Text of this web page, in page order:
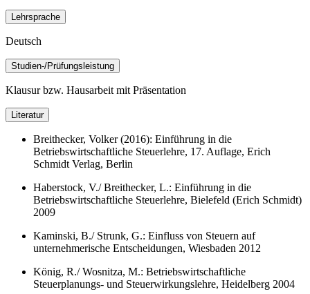
Lehrsprache
Deutsch
Studien-/Prüfungsleistung
Klausur bzw. Hausarbeit mit Präsentation
Literatur
Breithecker, Volker (2016): Einführung in die
Betriebswirtschaftliche Steuerlehre, 17. Auflage, Erich
Schmidt Verlag, Berlin
Haberstock, V./ Breithecker, L.: Einführung in die
Betriebswirtschaftliche Steuerlehre, Bielefeld (Erich Schmidt)
2009
Kaminski, B./ Strunk, G.: Einfluss von Steuern auf
unternehmerische Entscheidungen, Wiesbaden 2012
König, R./ Wosnitza, M.: Betriebswirtschaftliche
Steuerplanungs- und Steuerwirkungslehre, Heidelberg 2004